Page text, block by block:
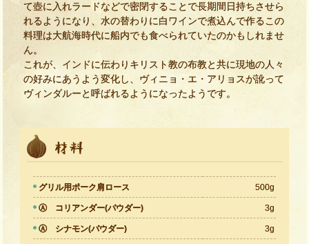
て壺に入れラードなどで密閉することで長期間日持ちさせら
れるようになり、水の替わりに白ワインで煮込んで作るこの
料理は大航海時代に船内でも食べられていたのかもしれませ
ん。
これが、インドに伝わりキリスト教の布教と共に現地の人々
の好みにあうよう変化し、ヴィニョ・エ・アリョスが訛って
ヴィンダルーと呼ばれるようになったようです。
グリル用ポーク肩ロース 500g
Ⓐ コリアンダー(パウダー) 3g
Ⓐ シナモン(パウダー) 3g